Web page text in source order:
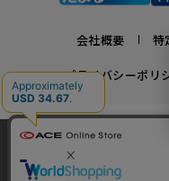
会社概要 特
プライバシーポリシ
かばんの総合
スーツケースビジネスバッグ
充実のアフターサービス
当サイトでは、サイトの
キー(Cookie)を使用して